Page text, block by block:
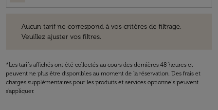
Aucun tarif ne correspond à vos critères de filtrage.
Veuillez ajuster vos filtres.
*Les tarifs affichés ont été collectés au cours des dernières 48 heures et
peuvent ne plus être disponibles au moment de la réservation. Des frais et
charges supplémentaires pour les produits et services optionnels peuvent
s'appliquer.